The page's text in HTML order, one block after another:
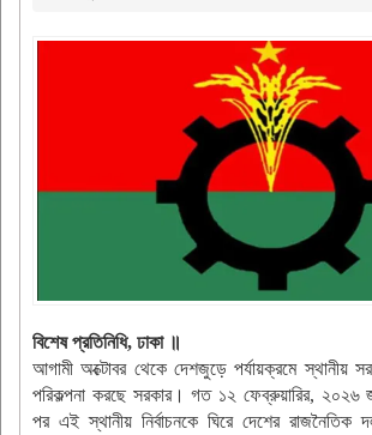
বিশেষ প্রতিনিধি, ঢাকা ॥
আগামী অক্টোবর থেকে দেশজুড়ে পর্যায়ক্রমে স্থানীয়
পরিকল্পনা করছে সরকার। গত ১২ ফেব্রুয়ারির, ২০২৬
পর এই স্থানীয় নির্বাচনকে ঘিরে দেশের রাজনৈতিক